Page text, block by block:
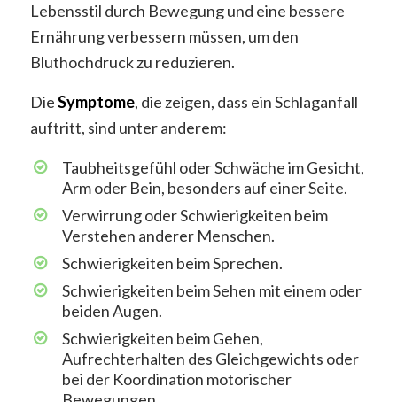
Lebensstil durch Bewegung und eine bessere
Ernährung verbessern müssen, um den
Bluthochdruck zu reduzieren.
DieSymptome, die zeigen, dass ein Schlaganfall
auftritt, sind unter anderem:
Taubheitsgefühl oder Schwäche im Gesicht,
Arm oder Bein, besonders auf einer Seite.
Verwirrung oder Schwierigkeiten beim
Verstehen anderer Menschen.
Schwierigkeiten beim Sprechen.
Schwierigkeiten beim Sehen mit einem oder
beiden Augen.
Schwierigkeiten beim Gehen,
Aufrechterhalten des Gleichgewichts oder
bei der Koordination motorischer